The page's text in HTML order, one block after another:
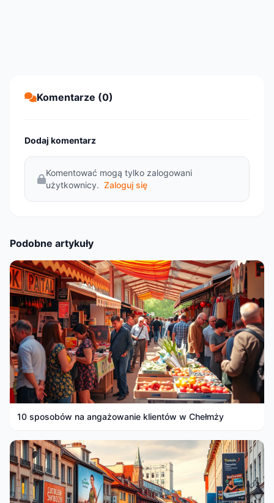
Komentarze (0)
Dodaj komentarz
Komentować mogą tylko zalogowani
użytkownicy. Zaloguj się
Podobne artykuły
10 sposobów na angażowanie klientów w Chełmży